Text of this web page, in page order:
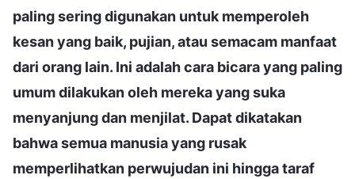
paling sering digunakan untuk memperoleh
kesan yang baik, pujian, atau semacam manfaat
dari orang lain. Ini adalah cara bicara yang paling
umum dilakukan oleh mereka yang suka
menyanjung dan menjilat. Dapat dikatakan
bahwa semua manusia yang rusak
memperlihatkan perwujudan ini hingga taraf